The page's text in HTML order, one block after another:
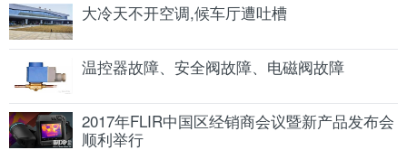
大冷天不开空调,候车厅遭吐槽
温控器故障、安全阀故障、电磁阀故障
2017年FLIR中国区经销商会议暨新产品发布会
顺利举行